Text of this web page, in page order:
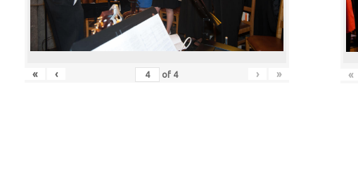
« ‹ of 4 › » «